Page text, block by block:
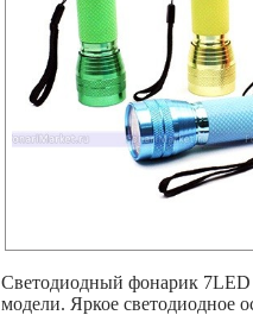
Светодиодный фонарик 7LED
модели. Яркое светодиодное